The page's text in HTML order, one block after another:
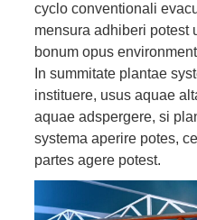
cyclo conventionali
mensura adhiberi potest
bonum opus
In summitate plantae
instituere, usus aquae
aquae adspergere, si
systema aperire potes,
partes agere potest.